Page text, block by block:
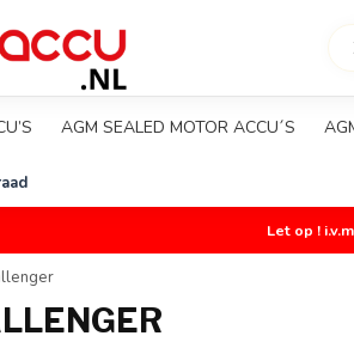
AGM SEALED MOTOR ACCU´S
Let op !